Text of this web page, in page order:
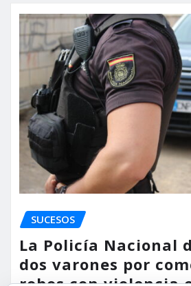
SUCESOS
La Policía Nacional
dos varones por